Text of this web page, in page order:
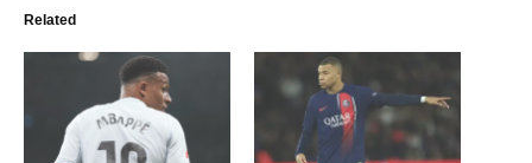
abre
una
ventana
una
ventana
nueva)
una una
nueva)
Related